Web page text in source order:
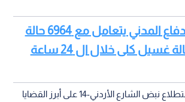
اقرأ أيضا : الدفاع المدني يتعامل مع 6964 حالة
مرضية و 412 حالة غسيل كلى خلال ال 24 ساعة
وقد ركز موضوع استطلاع نبض الشارع الأردني-14 على أبرز القضايا